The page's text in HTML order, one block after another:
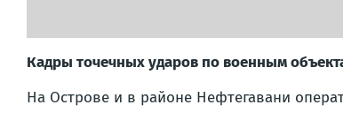
Кадры точечных ударов по военным
На Острове и в районе Нефтегавани